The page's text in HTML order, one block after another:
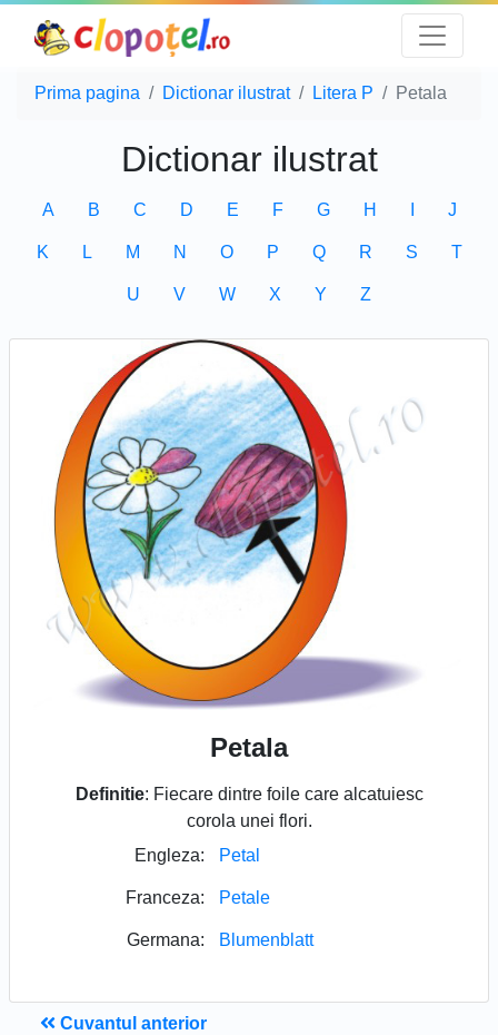
Prima pagina Dictionar ilustrat Litera P Petala
Dictionar ilustrat
A B C D E F G H J
K L M N O P Q R S T
U V W X Y Z
Petala
Definitie: Fiecare dintre foile care alcatuiesc
corola unei flori.
Engleza:
Petal
Franceza: Petale
Germana: Blumenblatt
Cuvantul anterior